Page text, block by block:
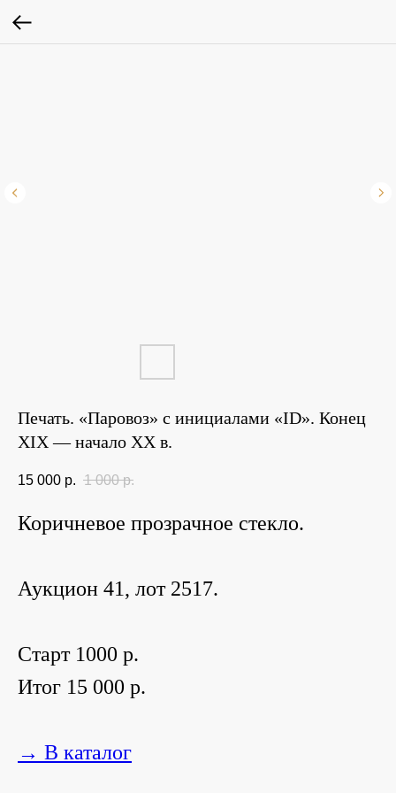
Печать. «Паровоз» с инициалами «ID». Конец
XIX — начало ХХ в.
15 000 р. 1 000 р.
Коричневое прозрачное стекло.
Аукцион 41, лот 2517.
Старт 1000 р.
Итог 15 000 р.
→ В каталог